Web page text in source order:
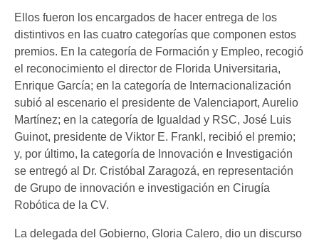
Ellos fueron los encargados de hacer entrega de los
distintivos en las cuatro categorías que componen estos
premios. En la categoría de Formación y Empleo, recogió
el reconocimiento el director de Florida Universitaria,
Enrique García; en la categoría de Internacionalización
subió al escenario el presidente de Valenciaport, Aurelio
Martínez; en la categoría de Igualdad y RSC, José Luis
Guinot, presidente de Viktor E. Frankl, recibió el premio;
y, por último, la categoría de Innovación e Investigación
se entregó al Dr. Cristóbal Zaragozá, en representación
de Grupo de innovación e investigación en Cirugía
Robótica de la CV.
La delegada del Gobierno, Gloria Calero, dio un discurso